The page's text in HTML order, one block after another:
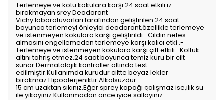
Terlemeye ve kötü kokulara karşı 24 saat etkili iz
bırakmayan srey Deodorant
Vichy laboratuvarları tarafından geliştirilen 24 saat
boyunca terlemeyi önleyici deodorant,özellikle terlemeye
ve istenmeyen kokulara karşı geliştirildi.-Cildin nefes
almasını engellemeden terlemeye karşı kalıcı etki .-
Terlemeye ve istenmeyen kokulara karşı çift etkili.-Koltuk
altını tahriş etmez.24 saat boyunca temiz kuru bir cilt
sunar.Dermatolojik kontroller altında test
edilmiştir.Kullanımda kurudur ciltte beyaz lekler
bırakmaz.Hipoalerjeniktir.Alkolsüzdür.
15 cm uzaktan sıkınız.Eğer sprey kapağı çalışmaz ise,ılık su
ile yıkayınız.Kullanmadan önce iyice sallayınız.